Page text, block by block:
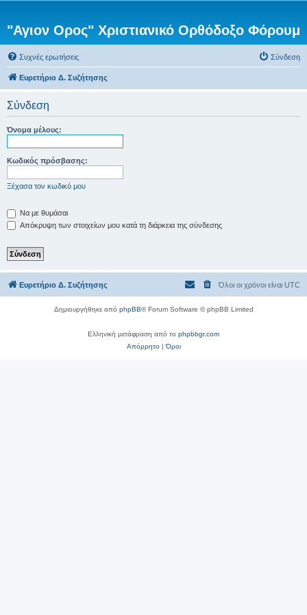
"Αγιον Ορος" Χριστιανικό Ορθόδοξο Φόρουμ
Συχνές ερωτήσεις Σύνδεση
Ευρετήριο Δ. Συζήτησης
Σύνδεση
Όνομα μέλους:
Κωδικός πρόσβασης:
Ξέχασα τον κωδικό μου
Να με θυμάσαι
Απόκρυψη των στοιχείων μου κατά τη διάρκεια της σύνδεσης
Ευρετήριο Δ. Συζήτησης Όλοι οι χρόνοι είναι UTC
Δημιουργήθηκε από phpBB® Forum Software © phpBB Limited
Ελληνική μετάφραση από το phpbbgr.com
Απόρρητο|Όροι